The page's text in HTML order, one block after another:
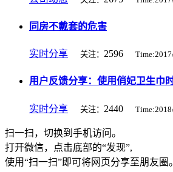
同房不戴套的危害
实时分享 关注： 2596
用户反馈分享：使用俏妃卫生巾
实时分享 关注： 2440
扫一扫，切换到手机访问。
打开微信，点击底部的“发现”,
使用“扫一扫”即可将网页分享至朋友圈。